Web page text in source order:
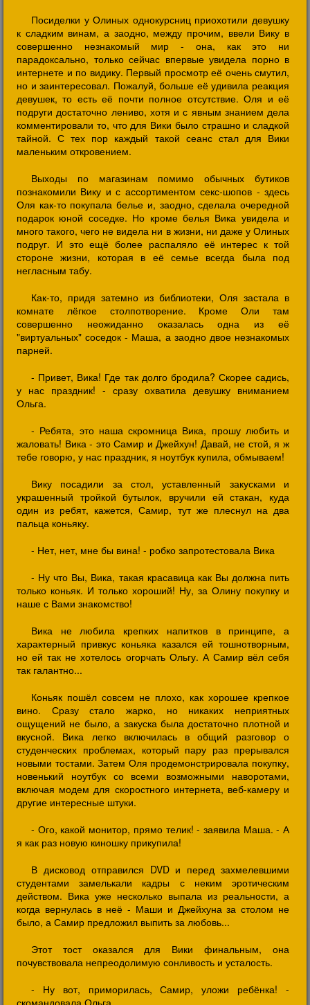
Посиделки у Олиных однокурсниц приохотили девушку
к сладким винам, а заодно, между прочим, ввели Вику в
совершенно незнакомый мир - она, как это ни
парадоксально, только сейчас впервые увидела порно в
интернете и по видику. Первый просмотр её очень смутил,
но и заинтересовал. Пожалуй, больше её удивила реакция
девушек, то есть её почти полное отсутствие. Оля и её
подруги достаточно лениво, хотя и с явным знанием дела
комментировали то, что для Вики было страшно и сладкой
тайной. С тех пор каждый такой сеанс стал для Вики
маленьким откровением.
Выходы по магазинам помимо обычных бутиков
познакомили Вику и с ассортиментом секс-шопов - здесь
Оля как-то покупала белье и, заодно, сделала очередной
подарок юной соседке. Но кроме белья Вика увидела и
много такого, чего не видела ни в жизни, ни даже у Олиных
подруг. И это ещё более распаляло её интерес к той
стороне жизни, которая в её семье всегда была под
негласным табу.
Как-то, придя затемно из библиотеки, Оля застала в
комнате лёгкое столпотворение. Кроме Оли там
совершенно неожиданно оказалась одна из её
"виртуальных" соседок - Маша, а заодно двое незнакомых
парней.
- Привет, Вика! Где так долго бродила? Скорее садись,
у нас праздник! - сразу охватила девушку вниманием
Ольга.
- Ребята, это наша скромница Вика, прошу любить и
жаловать! Вика - это Самир и Джейхун! Давай, не стой, я ж
тебе говорю, у нас праздник, я ноутбук купила, обмываем!
Вику посадили за стол, уставленный закусками и
украшенный тройкой бутылок, вручили ей стакан, куда
один из ребят, кажется, Самир, тут же плеснул на два
пальца коньяку.
- Нет, нет, мне бы вина! - робко запротестовала Вика
- Ну что Вы, Вика, такая красавица как Вы должна пить
только коньяк. И только хороший! Ну, за Олину покупку и
наше с Вами знакомство!
Вика не любила крепких напитков в принципе, а
характерный привкус коньяка казался ей тошнотворным,
но ей так не хотелось огорчать Ольгу. А Самир вёл себя
так галантно...
Коньяк пошёл совсем не плохо, как хорошее крепкое
вино. Сразу стало жарко, но никаких неприятных
ощущений не было, а закуска была достаточно плотной и
вкусной. Вика легко включилась в общий разговор о
студенческих проблемах, который пару раз прерывался
новыми тостами. Затем Оля продемонстрировала покупку,
новенький ноутбук со всеми возможными наворотами,
включая модем для скоростного интернета, веб-камеру и
другие интересные штуки.
- Ого, какой монитор, прямо телик! - заявила Маша. - А
я как раз новую киношку прикупила!
В дисковод отправился DVD и перед захмелевшими
студентами замелькали кадры с неким эротическим
действом. Вика уже несколько выпала из реальности, а
когда вернулась в неё - Маши и Джейхуна за столом не
было, а Самир предложил выпить за любовь...
Этот тост оказался для Вики финальным, она
почувствовала непреодолимую сонливость и усталость.
- Ну вот, приморилась, Самир, уложи ребёнка! -
скомандовала Ольга.